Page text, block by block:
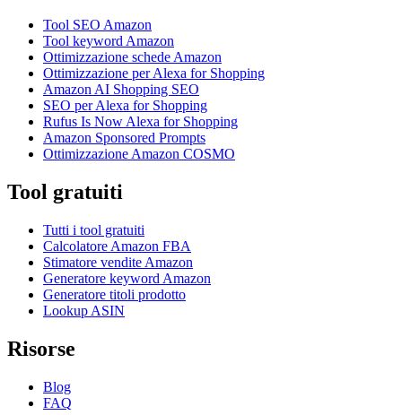
Tool SEO Amazon
Tool keyword Amazon
Ottimizzazione schede Amazon
Ottimizzazione per Alexa for Shopping
Amazon AI Shopping SEO
SEO per Alexa for Shopping
Rufus Is Now Alexa for Shopping
Amazon Sponsored Prompts
Ottimizzazione Amazon COSMO
Tool gratuiti
Tutti i tool gratuiti
Calcolatore Amazon FBA
Stimatore vendite Amazon
Generatore keyword Amazon
Generatore titoli prodotto
Lookup ASIN
Risorse
Blog
FAQ